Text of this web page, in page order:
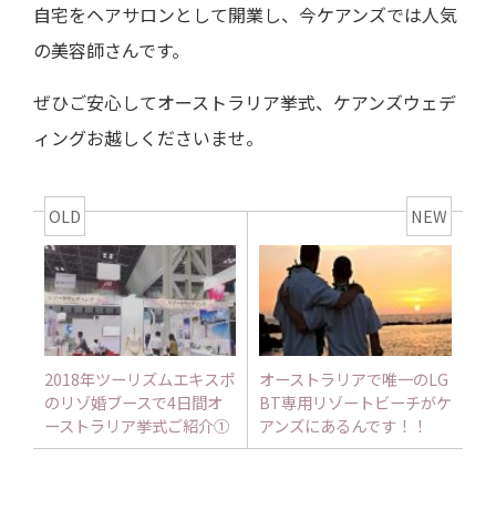
自宅をヘアサロンとして開業し、今ケアンズでは人気
の美容師さんです。
ぜひご安心してオーストラリア挙式、ケアンズウェデ
ィングお越しくださいませ。
OLD
2018年ツーリズムエキスポ
のリゾ婚ブースで4日間オ
ーストラリア挙式ご紹介①
NEW
オーストラリアで唯一のLG
BT専用リゾートビーチがケ
アンズにあるんです！！